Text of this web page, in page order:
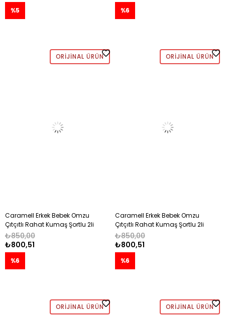
%5 %6
ORIJINAL ÜRÜN
Caramell Erkek Bebek Omzu
Çıtçıtlı Rahat Kumaş Şortlu 2li
Takım 1-12 Ay MAVİ
₺800,51
₺850,00
%6
ORIJINAL ÜRÜN
Caramell Erkek Bebek Omzu
Çıtçıtlı Rahat Kumaş Şortlu 2li
Takım 1-12 Ay EKRU
₺800,51
₺850,00
%6
ORIJINAL ÜRÜN ORIJINAL ÜRÜN